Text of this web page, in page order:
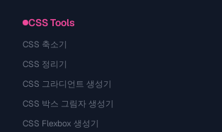
CSS Tools
CSS 축소기
CSS 정리기
CSS 그라디언트 생성기
CSS 박스 그림자 생성기
CSS Flexbox 생성기